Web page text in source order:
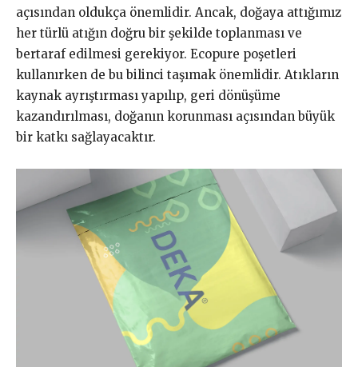
açısından oldukça önemlidir. Ancak, doğaya attığımız
her türlü atığın doğru bir şekilde toplanması ve
bertaraf edilmesi gerekiyor. Ecopure poşetleri
kullanırken de bu bilinci taşımak önemlidir. Atıkların
kaynak ayrıştırması yapılıp, geri dönüşüme
kazandırılması, doğanın korunması açısından büyük
bir katkı sağlayacaktır.